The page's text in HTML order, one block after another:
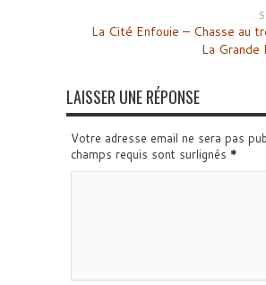
La Cité Enfouie – Chasse au
La
LAISSER UNE RÉPONSE
Votre adresse email ne sera pas
champs requis sont surlignés *